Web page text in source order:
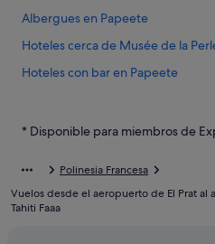
Albergues en Papeete
Hoteles cerca de Musée de la
Hoteles con bar en Papeete
Hoteles con restaurante en
Hoteles baratos en Papeete
Arue hoteles
* Disponible para miembros de
Polinesia Francesa
Vuelos desde el aeropuerto de El Prat
Tahiti Faaa